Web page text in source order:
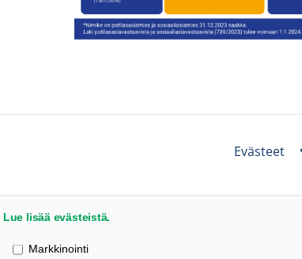
Evästeet
Lue lisää evästeistä.
Markkinointi